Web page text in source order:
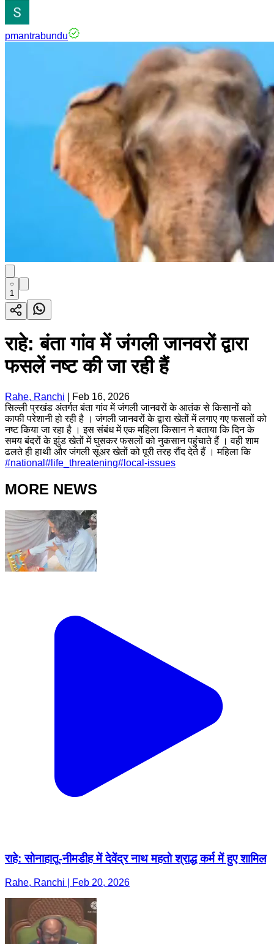
pmantrabundu
1
राहे: बंता गांव में जंगली जानवरों द्वारा
फसलें नष्ट की जा रही हैं
Rahe, Ranchi
Feb 16, 2026
सिल्ली प्रखंड अंतर्गत बंता गांव में जंगली जानवरों के आतंक से किसानों को
काफी परेशानी हो रही है । जंगली जानवरों के द्वारा खेतों में लगाए गए फसलों को
नष्ट किया जा रहा है । इस संबंध में एक महिला किसान ने बताया कि दिन के
समय बंदरों के झुंड खेतों में घुसकर फसलों को नुकसान पहुंचाते हैं । वही शाम
ढलते ही हाथी और जंगली सूअर खेतों को पूरी तरह रौंद देते हैं । महिला कि
#national # life_threatening# local-issues
MORE NEWS
राहे: सोनाहातू-नीमडीह में देवेंद्र नाथ महतो श्राद्ध कर्म में हुए शामिल
Rahe, Ranchi | Feb 20, 2026